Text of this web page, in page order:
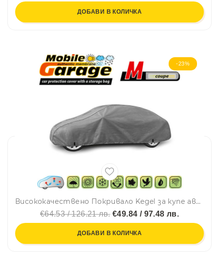
ДОБАВИ В КОЛИЧКА
-23%
Висококачествено Покривало Kegel за купе автомобил Серия Mobile размер M 390 - 415 см x 115 - 125 см
€64.53 / 126.21 лв.€49.84 / 97.48 лв.
ДОБАВИ В КОЛИЧКА